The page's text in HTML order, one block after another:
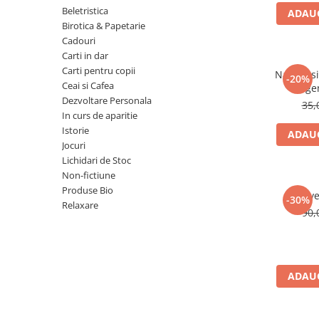
Numerologie
Paranormal
Parapsihologie
ReConnect
ScienceConnection
SelfConnect
Beletristica
Birotica & Papetarie
Cadouri
Carti in dar
Carti pentru copii
Ceai si Cafea
Dezvoltare Personala
In curs de aparitie
Istorie
Jocuri
Lichidari de Stoc
Non-fictiune
Produse Bio
Relaxare
-20%
Natura
-30%